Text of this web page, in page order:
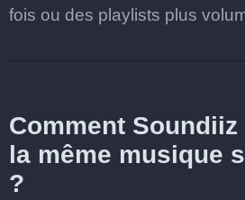
fois ou des playlists plus
Comment
la même musique
?